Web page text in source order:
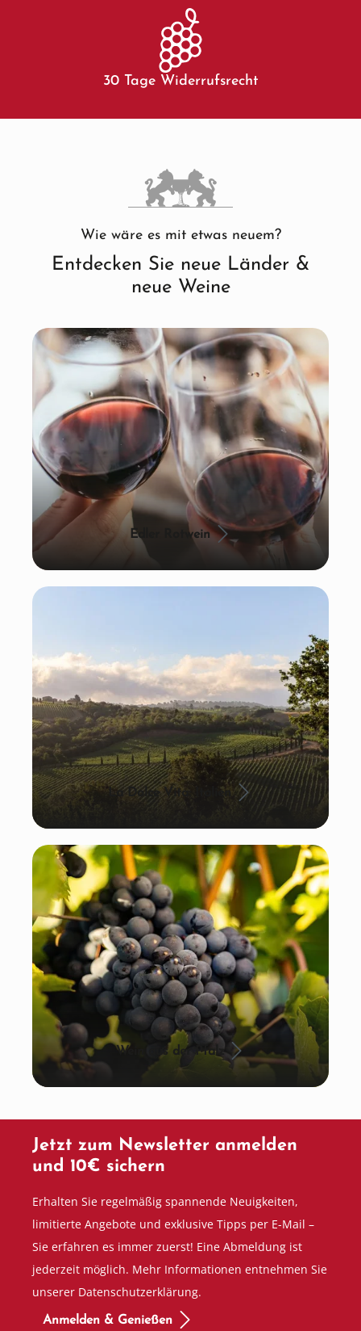
30 Tage Widerrufsrecht
Wie wäre es mit etwas neuem?
Entdecken Sie neue Länder &
neue Weine
Edler Rotwein
La Dolce Vita: Italien
Wein aus der Pfalz
Jetzt zum Newsletter anmelden
und 10€ sichern
Erhalten Sie regelmäßig spannende Neuigkeiten,
limitierte Angebote und exklusive Tipps per E-Mail –
Sie erfahren es immer zuerst! Eine Abmeldung ist
jederzeit möglich. Mehr Informationen entnehmen Sie
unserer Datenschutzerklärung.
Anmelden & Genießen